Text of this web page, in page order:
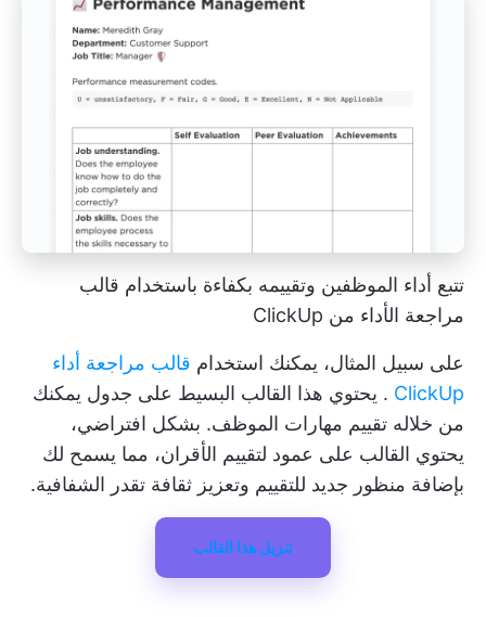
تتبع أداء الموظفين وتقييمه بكفاءة باستخدام قالب
مراجعة الأداء من ClickUp
على سبيل المثال، يمكنك استخدام قالب مراجعة أداء
ClickUp . يحتوي هذا القالب البسيط على جدول يمكنك
من خلاله تقييم مهارات الموظف. بشكل افتراضي،
يحتوي القالب على عمود لتقييم الأقران، مما يسمح لك
بإضافة منظور جديد للتقييم وتعزيز ثقافة تقدر الشفافية.
تنزيل هذا القالب